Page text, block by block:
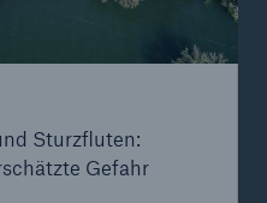
Sturzfluten:
Gefahr